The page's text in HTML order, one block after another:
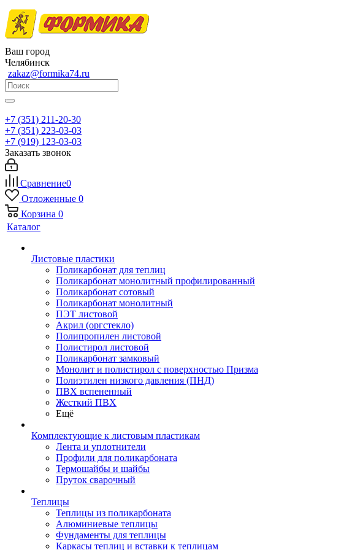
Ваш город
Челябинск
zakaz@formika74.ru
+7 (351) 211-20-30
+7 (351) 223-03-03
+7 (919) 123-03-03
Заказать звонок
Сравнение0
Отложенные 0
Корзина 0
Каталог
Листовые пластики
Поликарбонат для теплиц
Поликарбонат монолитный профилированный
Поликарбонат сотовый
Поликарбонат монолитный
ПЭТ листовой
Акрил (оргстекло)
Полипропилен листовой
Полистирол листовой
Поликарбонат замковый
Монолит и полистирол с поверхностью Призма
Полиэтилен низкого давления (ПНД)
ПВХ вспененный
Жесткий ПВХ
Ещё
Комплектующие к листовым пластикам
Лента и уплотнители
Профили для поликарбоната
Термошайбы и шайбы
Пруток сварочный
Теплицы
Теплицы из поликарбоната
Алюминиевые теплицы
Фундаменты для теплицы
Каркасы теплиц и вставки к теплицам